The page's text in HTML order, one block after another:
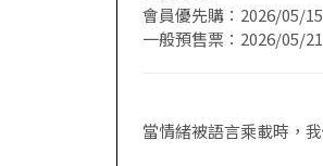
會員優先購：2026/05/
一般預售票：2026/05/
當情緒被語言乘載時，